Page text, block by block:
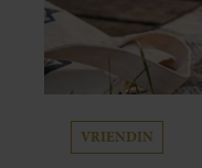
VRIENDIN